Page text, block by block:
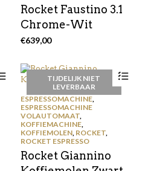
Rocket Faustino 3.1
Chrome-Wit
€639,00
TIJDELIJK NIET
LEVERBAAR
ESPRESSOMACHINE,
ESPRESSOMACHINE
VOLAUTOMAAT,
KOFFIEMACHINE,
KOFFIEMOLEN, ROCKET,
ROCKET ESPRESSO
Rocket Giannino